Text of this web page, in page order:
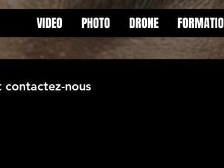
VIDEO PHOTO DRONE
contactez-nous